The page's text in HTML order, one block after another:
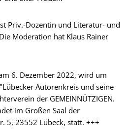
Priv.-Dozentin und Literatur- und
Moderation hat Klaus Rainer
6. Dezember 2022, wird um
Autorenkreis und seine
der GEMEINNÜTZIGEN.
im Großen Saal der
5, 23552 Lübeck, statt. +++